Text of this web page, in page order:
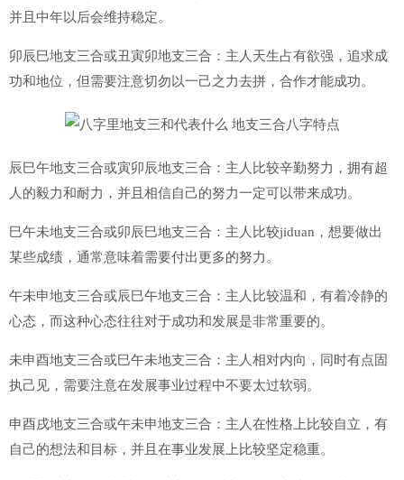
并且中年以后会维持稳定。
卯辰巳地支三合或丑寅卯地支三合：主人天生占有欲强，追求成
功和地位，但需要注意切勿以一己之力去拼，合作才能成功。
辰巳午地支三合或寅卯辰地支三合：主人比较辛勤努力，拥有超
人的毅力和耐力，并且相信自己的努力一定可以带来成功。
巳午未地支三合或卯辰巳地支三合：主人比较jiduan，想要做出
某些成绩，通常意味着需要付出更多的努力。
午未申地支三合或辰巳午地支三合：主人比较温和，有着冷静的
心态，而这种心态往往对于成功和发展是非常重要的。
未申酉地支三合或巳午未地支三合：主人相对内向，同时有点固
执己见，需要注意在发展事业过程中不要太过软弱。
申酉戌地支三合或午未申地支三合：主人在性格上比较自立，有
自己的想法和目标，并且在事业发展上比较坚定稳重。